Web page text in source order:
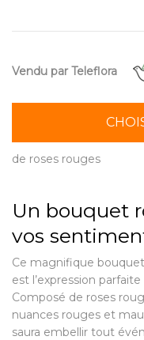
Vendu par Teleflora
de roses rouges
Un bouquet
vos
Ce magnifique
est l’expression
Composé de roses
nuances rouges et
saura embellir tout